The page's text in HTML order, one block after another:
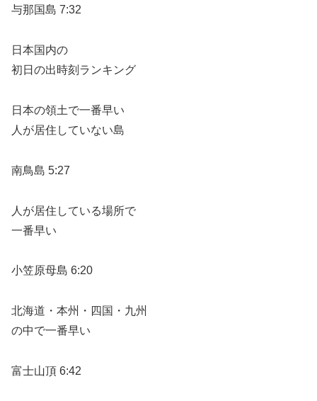
与那国島 7:32
日本国内の
初日の出時刻ランキング
日本の領土で一番早い
人が居住していない島
南鳥島 5:27
人が居住している場所で
一番早い
小笠原母島 6:20
北海道・本州・四国・九州
の中で一番早い
富士山頂 6:42